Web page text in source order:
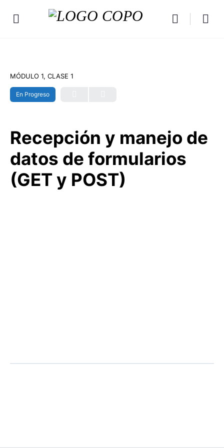
MÓDULO 1, CLASE 1
En Progreso
Recepción y manejo de
datos de formularios
(GET y POST)